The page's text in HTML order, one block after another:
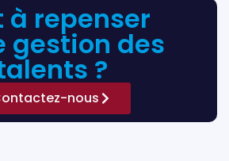
à repenser
gestion des
?
nous